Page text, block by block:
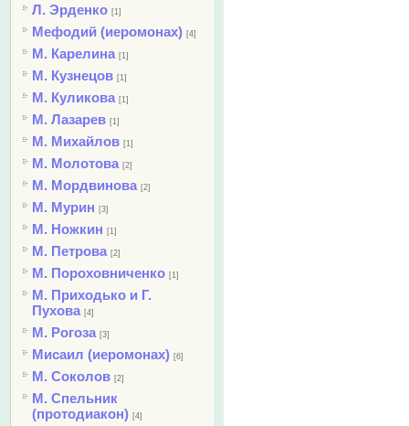
Л. Эрденко [1]
Мефодий (иеромонах) [4]
М. Карелина [1]
М. Кузнецов [1]
М. Куликова [1]
М. Лазарев [1]
М. Михайлов [1]
М. Молотова [2]
М. Мордвинова [2]
М. Мурин [3]
М. Ножкин [1]
М. Петрова [2]
М. Пороховниченко [1]
М. Приходько и Г.
Пухова [4]
М. Рогоза [3]
Мисаил (иеромонах) [6]
М. Соколов [2]
М. Спельник
(протодиакон) [4]